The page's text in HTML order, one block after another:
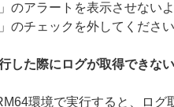
のアラートを表示させな
のチェックを外してください
した際にログが取得できな
環境で実行すると、ログ